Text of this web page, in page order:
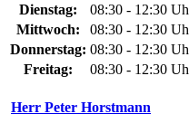
Dienstag:
08:30 - 12:30
Mittwoch:
08:30 - 12:30
Donnerstag: 08:30 - 12:30
Freitag:
08:30 - 12:30
Herr Peter Horstmann